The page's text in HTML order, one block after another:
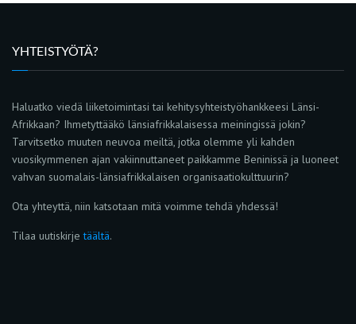
YHTEISTYÖTÄ?
Haluatko viedä liiketoimintasi tai kehitysyhteistyöhankkeesi Länsi-
Afrikkaan? Ihmetyttääkö länsiafrikkalaisessa meiningissä jokin?
Tarvitsetko muuten neuvoa meiltä, jotka olemme yli kahden
vuosikymmenen ajan vakiinnuttaneet paikkamme Beninissä ja luoneet
vahvan suomalais-länsiafrikkalaisen organisaatiokulttuurin?
Ota yhteyttä, niin katsotaan mitä voimme tehdä yhdessä!
Tilaa uutiskirjetäältä.